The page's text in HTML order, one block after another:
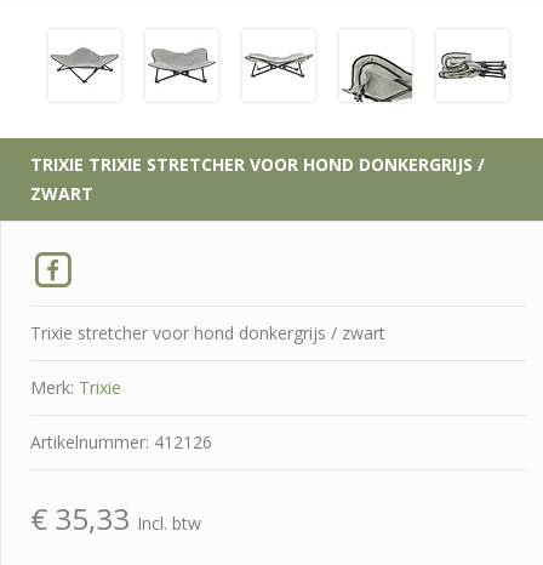
TRIXIE TRIXIE STRETCHER VOOR HOND DONKERGRIJS /
ZWART
Trixie stretcher voor hond donkergrijs / zwart
Merk: Trixie
Artikelnummer: 412126
€ 35,33 Incl. btw